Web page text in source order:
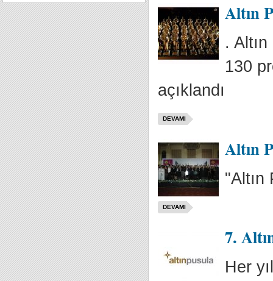
Altın
.
130
açıklandı
DEVAMI
Altın
DEVAMI
7.
Her